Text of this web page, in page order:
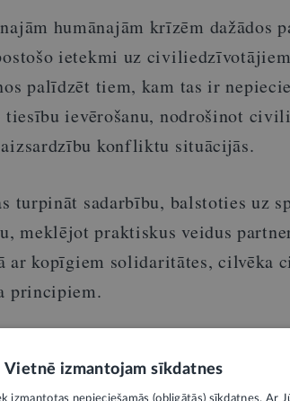
humānajām krīzēm dažādos
ietekmi uz
palīdzēt tiem, kam tas ir
ievērošanu, nodrošinot
konfliktu situācijās.
turpināt sadarbību, balstoties uz
meklējot praktiskus veidus
ar kopīgiem solidaritātes, cilvēka
principiem.
Vietnē izmantojam sīkdatnes